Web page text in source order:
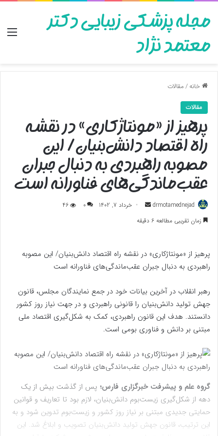
مجله پزشکی زیبایی دکتر
معتمد نژاد
خانه/مقالات
مقالات
پرهیز از «مونتاژکاری» در نقشه
راه اقتصاد دانش‌بنیان/ این
مصوبه‌ راهبردی به دنبال جبران
عقب‌ماندگی‌های فناورانه است
drmotamednejad
ارسال
به
خرداد 7, 1402 0
46
زمان تقریبی مطالعه 6 دقیقه
پرهیز از «مونتاژکاری» در نقشه راه اقتصاد دانش‌بنیان/ این مصوبه‌
راهبردی به دنبال جبران عقب‌ماندگی‌های فناورانه است
رهبر انقلاب در آخرین بیانات خود در جمع نمایندگان مجلس، قانون
جهش تولید دانش‌بنیان را قانونی راهبردی و در جهت نیاز روز کشور
دانستند. هدف این قانون راهبردی، کمک به شکل‌گیری اقتصاد ملی
مبتنی بر دانش و فناوری بومی است.
گروه علم و پیشرفت خبرگزاری فارس؛ پس از گذشت بیش از یک
دهه از شکل‌گیری زیست‌بوم دانش‌بنیان، لازم بود تا تعاریف و قوانین
حمایتی جدیدی مبتنی بر نیاز روز کشور و زیست‌بوم تدوین شود و به
این ترتیب، قانون جهش تولید دانش‌بنیان تصویب و ابلاغ شد. این